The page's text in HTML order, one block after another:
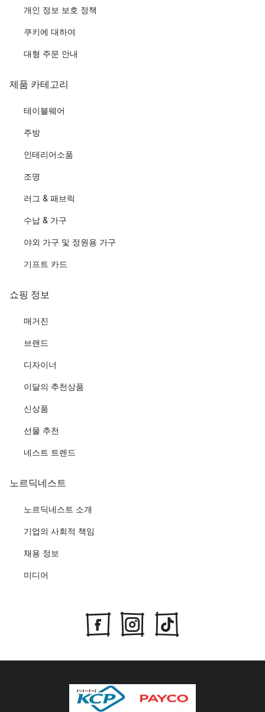
개인 정보 보호 정책
쿠키에 대하여
대형 주문 안내
제품 카테고리
테이블웨어
주방
인테리어소품
조명
러그 & 패브릭
수납 & 가구
야외 가구 및 정원용 가구
기프트 카드
쇼핑 정보
매거진
브랜드
디자이너
이달의 추천상품
신상품
선물 추천
네스트 트렌드
노르딕네스트
노르딕네스트 소개
기업의 사회적 책임
채용 정보
미디어